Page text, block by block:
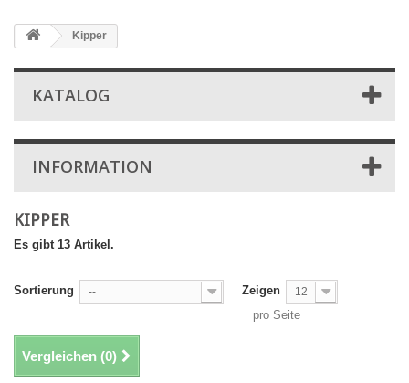
Kipper
KATALOG
INFORMATION
KIPPER
Es gibt 13 Artikel.
Sortierung -- Zeigen 12
pro Seite
Vergleichen (0)